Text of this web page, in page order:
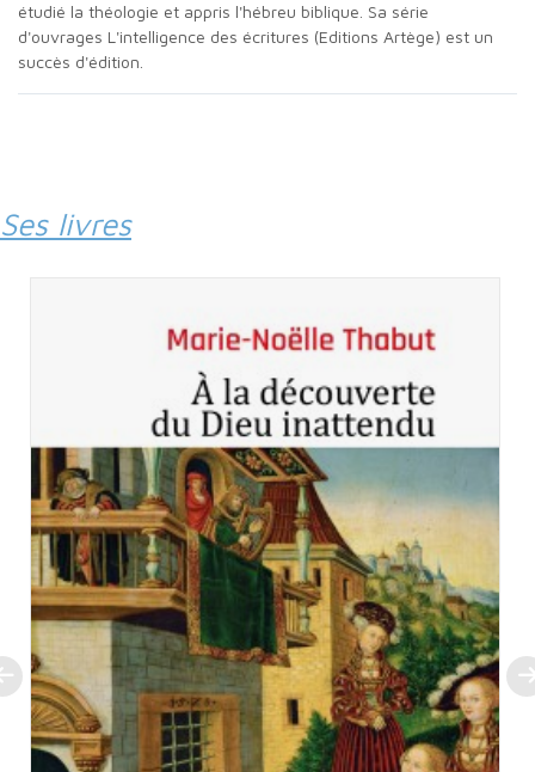
étudié la théologie et appris l'hébreu biblique. Sa série
d'ouvrages L'intelligence des écritures (Editions Artège) est un
succès d'édition.
Ses livres